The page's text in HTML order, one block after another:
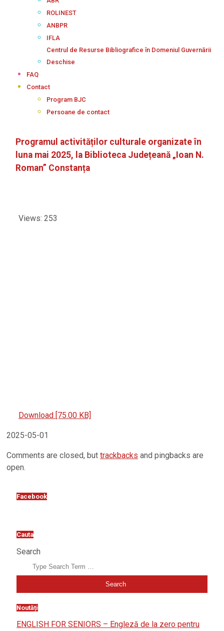
ROLINEST
ANBPR
IFLA
Centrul de Resurse Bibliografice în Domeniul Guvernării
Deschise
FAQ
Contact
Program BJC
Persoane de contact
Programul activităților culturale organizate în
luna mai 2025, la Biblioteca Județeană „Ioan N.
Roman” Constanța
Views: 253
Download [75.00 KB]
2025-05-01
Comments are closed, but trackbacks and pingbacks are
open.
Facebook
Cauta
Search
Noutăți
ENGLISH FOR SENIORS – Engleză de la zero pentru